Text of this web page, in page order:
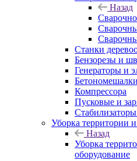
Назад
Станки
Бензорезы и
Генераторы и
Компрессора
Пусковые и
Уборка территории
Назад
Уборка
оборудование